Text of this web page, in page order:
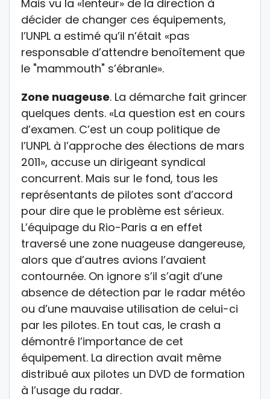
Mais vu la «lenteur» de la direction à
décider de changer ces équipements,
l’UNPL a estimé qu’il n’était «pas
responsable d’attendre benoîtement que
le "mammouth" s’ébranle».
Zone nuageuse. La démarche fait grincer
quelques dents. «La question est en cours
d’examen. C’est un coup politique de
l’UNPL à l’approche des élections de mars
2011», accuse un dirigeant syndical
concurrent. Mais sur le fond, tous les
représentants de pilotes sont d’accord
pour dire que le problème est sérieux.
L’équipage du Rio-Paris a en effet
traversé une zone nuageuse dangereuse,
alors que d’autres avions l’avaient
contournée. On ignore s’il s’agit d’une
absence de détection par le radar météo
ou d’une mauvaise utilisation de celui-ci
par les pilotes. En tout cas, le crash a
démontré l’importance de cet
équipement. La direction avait même
distribué aux pilotes un DVD de formation
à l’usage du radar.